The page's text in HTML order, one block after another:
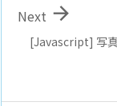
[Javascript] 写

Next